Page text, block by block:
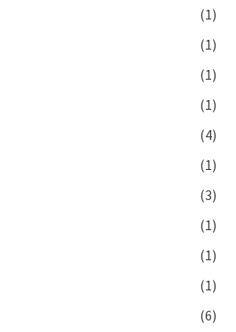
(1)
(1)
(1)
(1)
(4)
(1)
(3)
(1)
(1)
(1)
(6)